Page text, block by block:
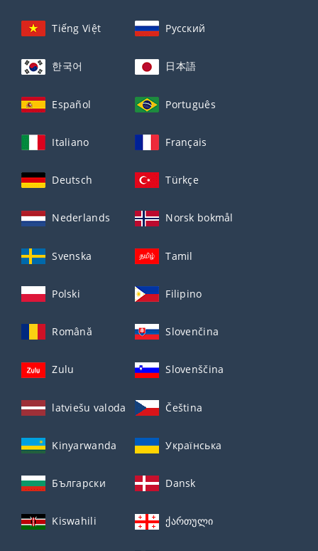
Tiếng Việt Русский
한국어 日本語
Español Português
Italiano Français
Deutsch Türkçe
Nederlands Norsk bokmål
Svenska Tamil
Polski Filipino
Română Slovenčina
Zulu Slovenščina
latviešu valoda Čeština
Kinyarwanda Українська
Български Dansk
Kiswahili ქართული